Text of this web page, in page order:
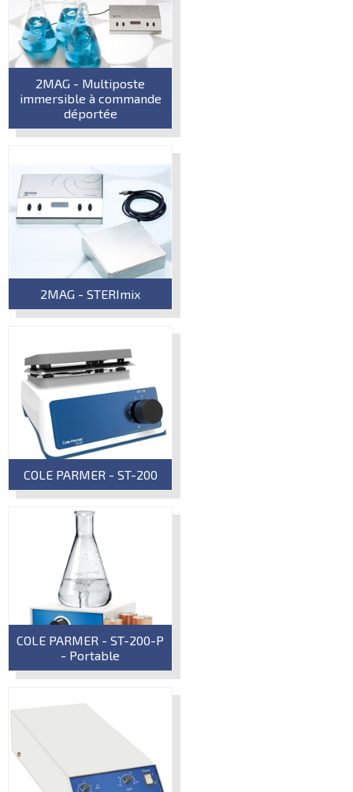
2MAG - Multiposte
immersible à commande
déportée
2MAG - STERImix
COLE PARMER - ST-200
COLE PARMER - ST-200-P
- Portable